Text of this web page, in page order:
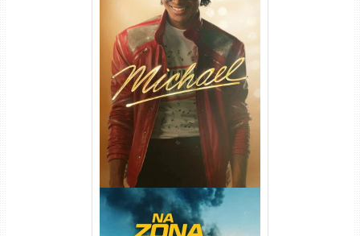
Michael Torrent (2026) WEB-
DL 1080p/4K Dual Áudio